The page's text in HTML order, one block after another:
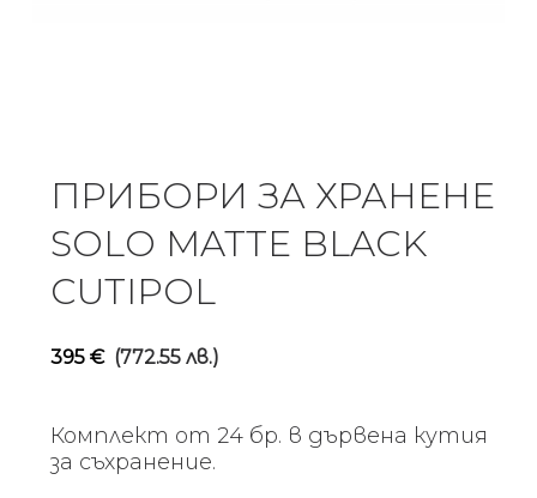
ПРИБОРИ ЗА ХРАНЕНЕ
SOLO MATTE BLACK
CUTIPOL
395 € (772.55 лв.)
Комплект от 24 бр. в дървена кутия
за съхранение.